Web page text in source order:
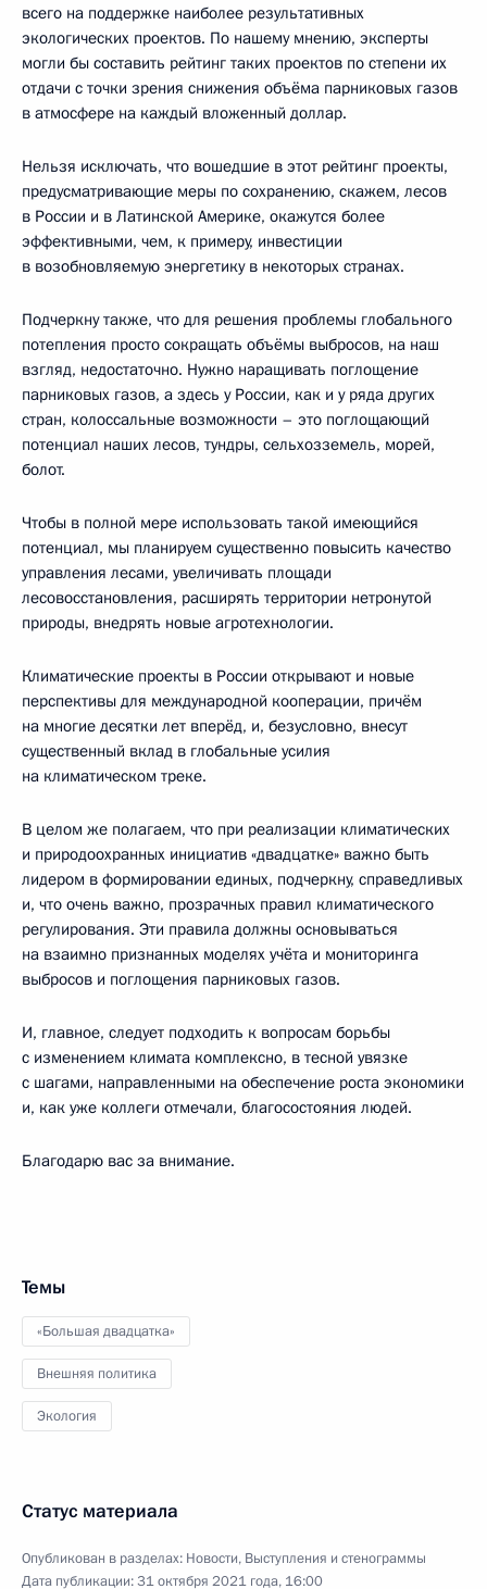
всего на поддержке наиболее результативных
экологических проектов. По нашему мнению, эксперты
могли бы составить рейтинг таких проектов по степени их
отдачи с точки зрения снижения объёма парниковых газов
в атмосфере на каждый вложенный доллар.
Нельзя исключать, что вошедшие в этот рейтинг проекты,
предусматривающие меры по сохранению, скажем, лесов
в России и в Латинской Америке, окажутся более
эффективными, чем, к примеру, инвестиции
в возобновляемую энергетику в некоторых странах.
Подчеркну также, что для решения проблемы глобального
потепления просто сокращать объёмы выбросов, на наш
взгляд, недостаточно. Нужно наращивать поглощение
парниковых газов, а здесь у России, как и у ряда других
стран, колоссальные возможности – это поглощающий
потенциал наших лесов, тундры, сельхозземель, морей,
болот.
Чтобы в полной мере использовать такой имеющийся
потенциал, мы планируем существенно повысить качество
управления лесами, увеличивать площади
лесовосстановления, расширять территории нетронутой
природы, внедрять новые агротехнологии.
Климатические проекты в России открывают и новые
перспективы для международной кооперации, причём
на многие десятки лет вперёд, и, безусловно, внесут
существенный вклад в глобальные усилия
на климатическом треке.
В целом же полагаем, что при реализации климатических
и природоохранных инициатив «двадцатке» важно быть
лидером в формировании единых, подчеркну, справедливых
и, что очень важно, прозрачных правил климатического
регулирования. Эти правила должны основываться
на взаимно признанных моделях учёта и мониторинга
выбросов и поглощения парниковых газов.
И, главное, следует подходить к вопросам борьбы
с изменением климата комплексно, в тесной увязке
с шагами, направленными на обеспечение роста экономики
и, как уже коллеги отмечали, благосостояния людей.
Благодарю вас за внимание.
Темы
«Большая двадцатка»
Внешняя политика
Экология
Статус материала
Опубликован в разделах: Новости, Выступления и стенограммы
Дата публикации:31 октября 2021 года, 16:00